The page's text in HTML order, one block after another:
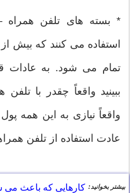
* بسته های تلفن همراه
استفاده می کنند که بیش
تمام می شود. به عادات
ببینید واقعاً چقدر با
واقعاً نیازی به این همه
عادت استفاده از تلفن
بیشتر بخوانید: کارهایی که باعث می